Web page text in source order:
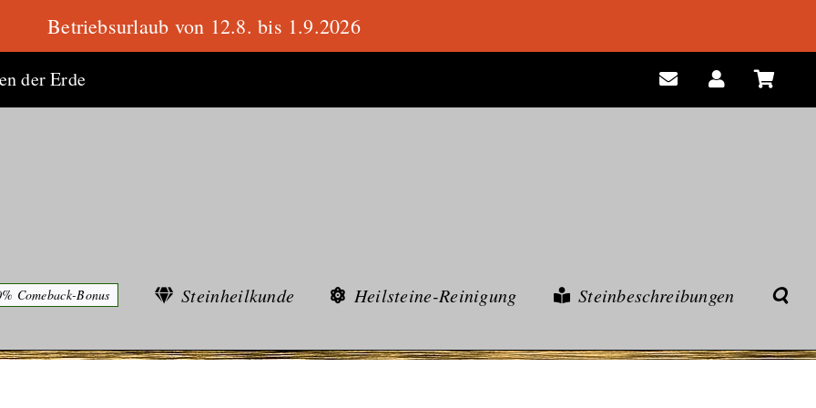
der Erde
Comeback-Bonus Steinheilkunde Heilsteine-Reinigung Steinbeschreibungen
Betriebsurlaub von 12.8. bis 1.9.2026